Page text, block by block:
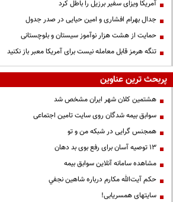
آمریکا ویزای سفیر برزیل را باطل کرد
جدال بهرام افشاری و امین حیایی در صدر جدول
حمایت از هشت هزار نوآموز سیستان و بلوچستانی
تنگه هرمز قابل معامله نیست برای آمریکا معبر باز نکنید
پربحث ترین عناوین
هشتمین کلان شهر ایران مشخص شد
سوابق بیمه شدگان روی سایت تامین اجتماعی
همجنس گرایی در شبکه من و تو
13 توصیه آسان برای رفع بوی بد دهان
مشاهده سامانه آنلاين سوابق بیمه
حكم آيت‌الله مكارم درباره شاهين نجفي
سایتهای همسریابی!